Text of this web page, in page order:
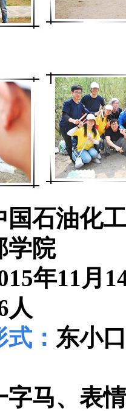
国石油化
学院
年11月
人
： 东小
字马、表